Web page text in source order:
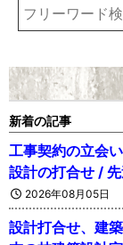
新着の記事
工事契約の立会
設計の打合せ /
2026年08月05日
設計打合せ、建